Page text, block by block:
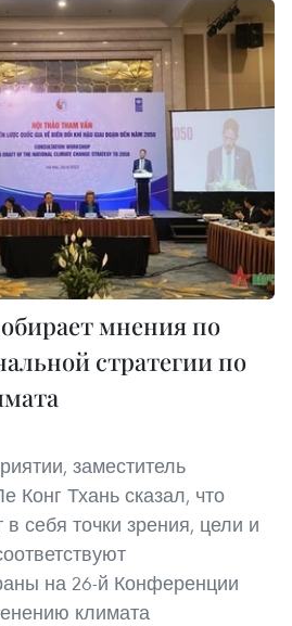
мнения по
стратегии по
заместитель
Тхань сказал, что
в себя точки зрения, цели и
на 26-й Конференции
климата